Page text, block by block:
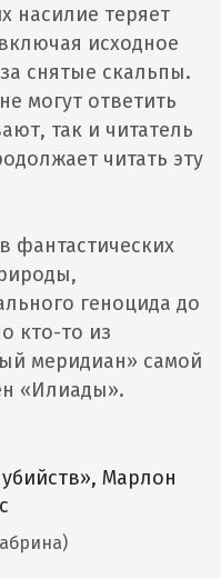
насилие теряет
исходное
снятые скальпы.
могут ответить
так и читатель
читать эту
фантастических
геноцида до
кто-то из
меридиан» самой
«Илиады».
Марлон